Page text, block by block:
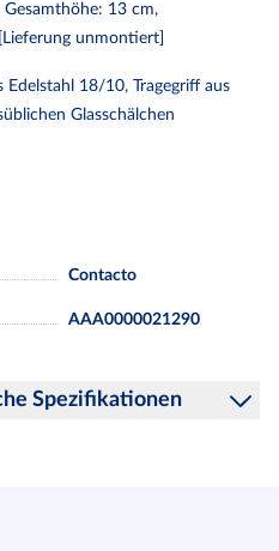
13 cm,
unmontiert]
Edelstahl 18/10, Tragegriff aus
Glasschälchen
Contacto
AAA0000021290
Spezifikationen